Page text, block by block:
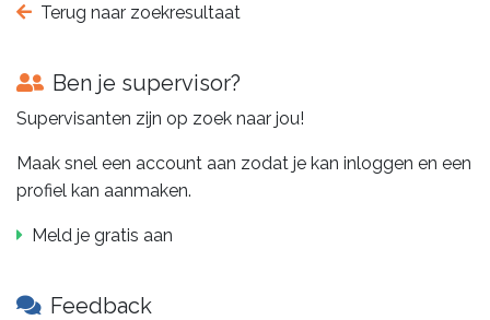
Terug naar zoekresultaat
Ben je supervisor?
Supervisanten zijn op zoek naar jou!
Maak snel een account aan zodat je kan inloggen en een
profiel kan aanmaken.
Meld je gratis aan
Feedback